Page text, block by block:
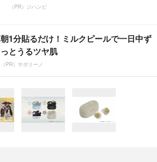
（PR）ジハンピ
朝1分貼るだけ！ミルクピールで一日中ず
っとうるツヤ肌
（PR）サボリーノ